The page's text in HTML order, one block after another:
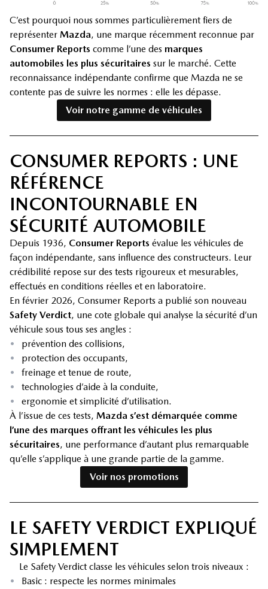
C’est pourquoi nous sommes particulièrement fiers de
représenter Mazda, une marque récemment reconnue par
Consumer Reports comme l’une des marques
automobiles les plus sécuritaires sur le marché. Cette
reconnaissance indépendante confirme que Mazda ne se
contente pas de suivre les normes : elle les dépasse.
Voir notre gamme de véhicules
CONSUMER REPORTS : UNE
RÉFÉRENCE
INCONTOURNABLE EN
SÉCURITÉ AUTOMOBILE
Depuis 1936, Consumer Reports évalue les véhicules de
façon indépendante, sans influence des constructeurs. Leur
crédibilité repose sur des tests rigoureux et mesurables,
effectués en conditions réelles et en laboratoire.
En février 2026, Consumer Reports a publié son nouveau
Safety Verdict, une cote globale qui analyse la sécurité d’un
véhicule sous tous ses angles :
•
prévention des collisions,
•
protection des occupants,
•
freinage et tenue de route,
•
technologies d’aide à la conduite,
•
ergonomie et simplicité d’utilisation.
À l’issue de ces tests, Mazda s’est démarquée comme
l’une des marques offrant les véhicules les plus
sécuritaires, une performance d’autant plus remarquable
qu’elle s’applique à une grande partie de la gamme.
Voir nos promotions
LE SAFETY VERDICT EXPLIQUÉ
SIMPLEMENT
Le Safety Verdict classe les véhicules selon trois niveaux :
•
Basic : respecte les normes minimales